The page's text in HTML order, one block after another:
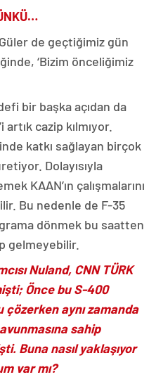
de geçtiğimiz gün
‘Bizim önceliğimiz
bir başka açıdan da
cazip kılmıyor.
katkı sağlayan birçok
Dolayısıyla
KAAN’ın çalışmalarını
Bu nedenle de F-35
dönmek bu saatten
gelmeyebilir.
Nuland, CNN TÜRK
Önce bu S-400
aynı zamanda
sahip
Buna nasıl yaklaşıyor
var mı?